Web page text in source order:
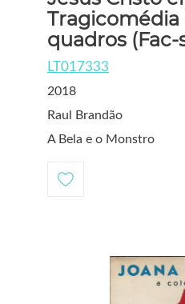
quadros (Fac-
LT017333
2018
Raul Brandão
A Bela e o Monstro